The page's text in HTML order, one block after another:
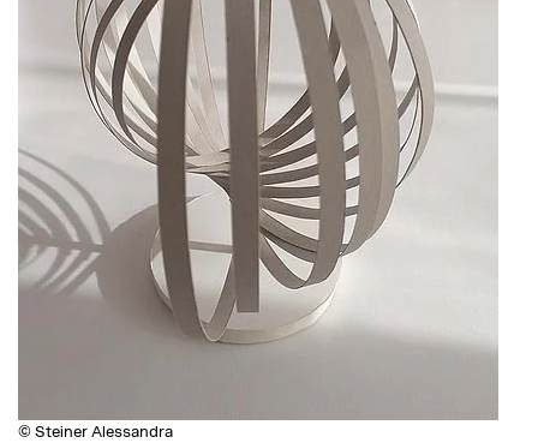
© Steiner Alessandra